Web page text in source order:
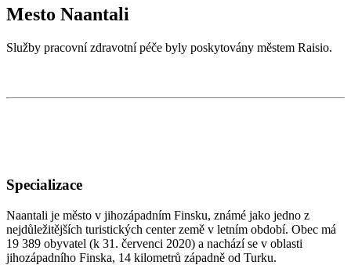
Mesto Naantali
Služby pracovní zdravotní péče byly poskytovány městem Raisio.
Specializace
Naantali je město v jihozápadním Finsku, známé jako jedno z
nejdůležitějších turistických center země v letním období. Obec má
19 389 obyvatel (k 31. červenci 2020) a nachází se v oblasti
jihozápadního Finska, 14 kilometrů západně od Turku.